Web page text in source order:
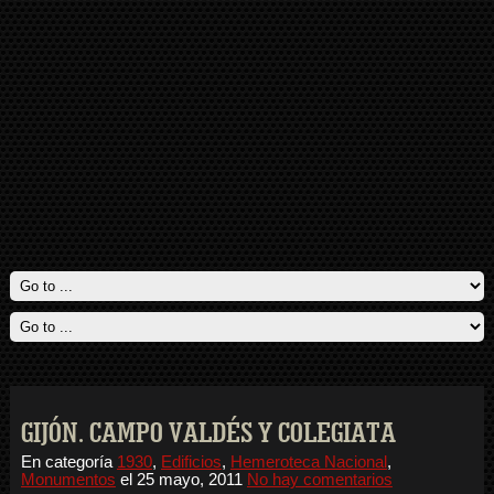
GIJÓN. CAMPO VALDÉS Y COLEGIATA
En categoría 1930, Edificios, Hemeroteca Nacional ,
Monumentos el 25 mayo, 2011 No hay comentarios